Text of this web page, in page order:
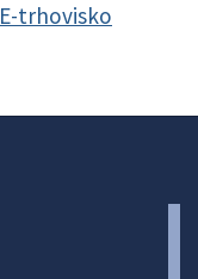
E-trhovisko